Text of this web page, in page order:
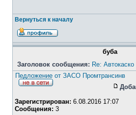
Вернуться к началу
буба
Заголовок сообщения: Re:
Педложение от ЗАСО Промтрансинв
Зарегистрирован: 6.08.2016 17:07
Сообщения: 3